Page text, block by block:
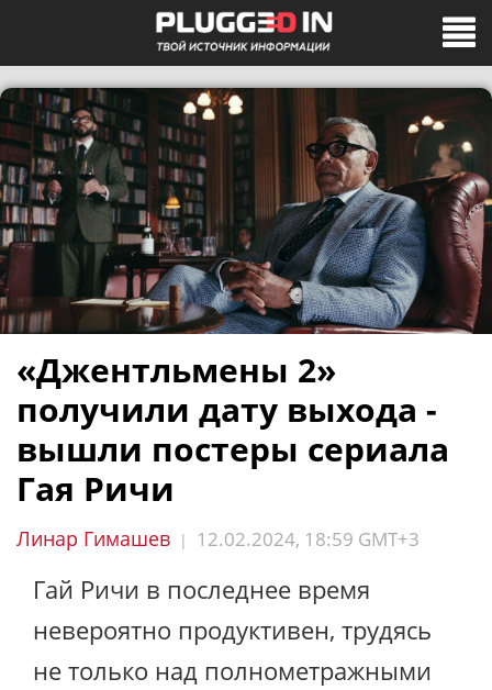
«Джентльмены 2»
получили дату выхода -
вышли постеры сериала
Гая Ричи
Линар Гимашев | 12.02.2024, 18:59 GMT+3
Гай Ричи в последнее время
невероятно продуктивен, трудясь
не только над полнометражными